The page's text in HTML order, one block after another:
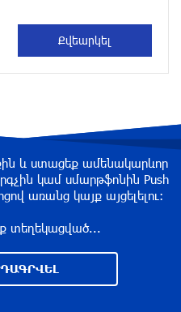
в Армении: Алексей
около одного месяца назад
Севан произошел
около одного месяца назад
от мандатов и
և ստացեք ամենակարևոր
կամ սմարթֆոնին Push
առանց կայք այցելելու։
տեղեկացված...